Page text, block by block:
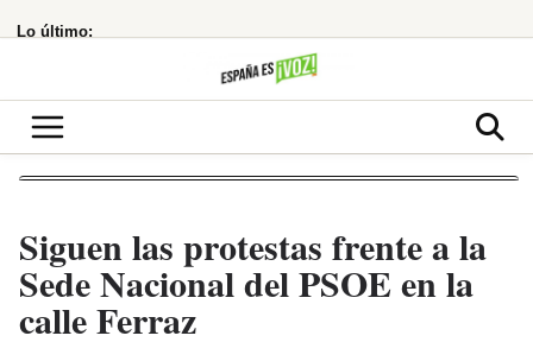
al Lo último:
Siguen las protestas frente a la
Sede Nacional del PSOE en la
calle Ferraz